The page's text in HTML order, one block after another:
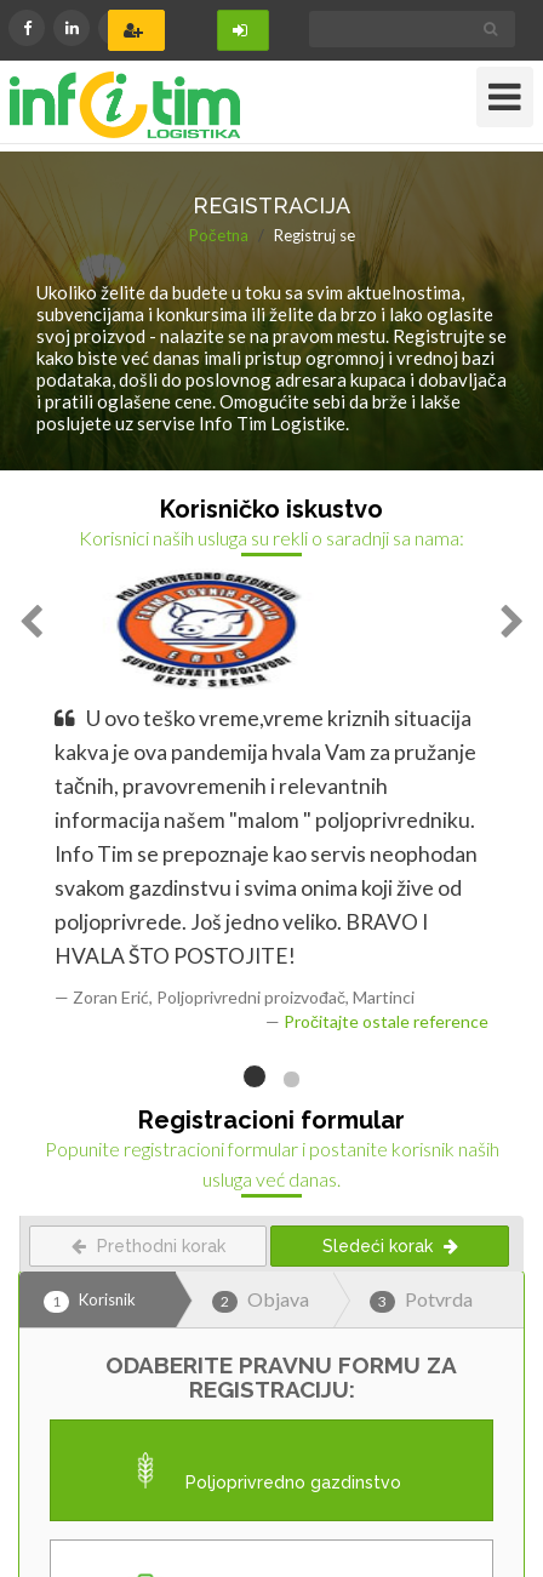
Toggle
REGISTRACIJA
Početna Registruj se
Ukoliko želite da budete u toku sa svim aktuelnostima,
subvencijama i konkursima ili želite da brzo i lako oglasite
svoj proizvod - nalazite se na pravom mestu. Registrujte se
kako biste već danas imali pristup ogromnoj i vrednoj bazi
podataka, došli do poslovnog adresara kupaca i dobavljača
i pratili oglašene cene. Omogućite sebi da brže i lakše
poslujete uz servise Info Tim Logistike.
Korisničko iskustvo
Korisnici naših usluga su rekli o saradnji sa nama:
U ovo teško vreme,vreme kriznih situacija
kakva je ova pandemija hvala Vam za pružanje
tačnih, pravovremenih i relevantnih
informacija našem "malom " poljoprivredniku.
Info Tim se prepoznaje kao servis neophodan
svakom gazdinstvu i svima onima koji žive od
poljoprivrede. Još jedno veliko. BRAVO I
HVALA ŠTO POSTOJITE!
Zoran Erić, Poljoprivredni proizvođač, Martinci
Pročitajte ostale reference
Registracioni formular
Popunite registracioni formular i postanite korisnik naših
usluga već danas.
1 Korisnik 2 Objava 3 Potvrda
ODABERITE PRAVNU FORMU ZA
REGISTRACIJU:
Prethodni korak Sledeći korak